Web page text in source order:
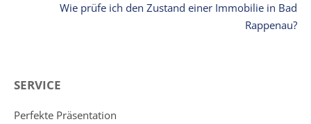
Wie prüfe ich den Zustand einer Immobilie in Bad
Rappenau?
SERVICE
Perfekte Präsentation